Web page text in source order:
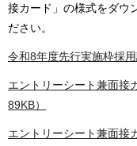
接カード」の様式をダウ
ださい。
令和8年度先行実施枠採
エントリーシート兼面接
89KB）
エントリーシート兼面接